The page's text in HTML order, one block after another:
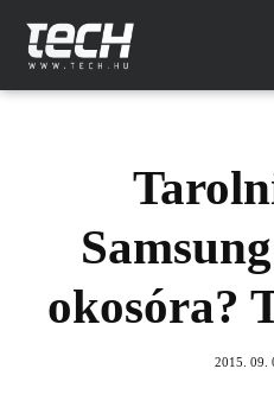
okosóra?
2015. 09.